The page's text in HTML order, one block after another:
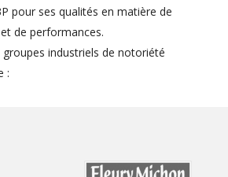
pour ses qualités en matière de
de performances.
groupes industriels de notoriété
: